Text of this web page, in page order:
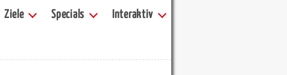
Ziele Specials Interaktiv